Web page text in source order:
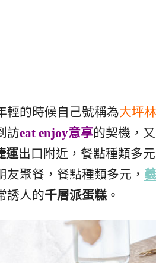
輕的時候自己號稱為大坪
訪eat enjoy意享的契機，
運出口附近，餐點種類多
友聚餐，餐點種類多元，
誘人的千層派蛋糕 。